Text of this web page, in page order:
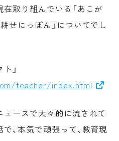
在取り組んでいる「あこが
せにっぽん」についてでし
ト」
teacher/index.html
ュースで大々的に流されて
、本気で頑張って、教育現